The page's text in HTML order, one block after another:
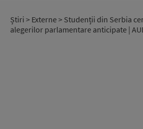
Știri > Externe> Studenții din Serbia
alegerilor parlamentare anticipate |
RADIO